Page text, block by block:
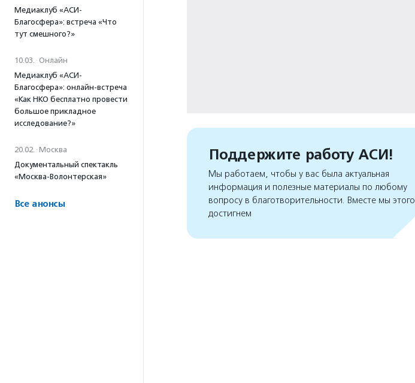
Медиаклуб «АСИ-
Благосфера»: встреча «Что
тут смешного?»
10.03. · Онлайн
Медиаклуб «АСИ-
Благосфера»: онлайн-встреча
«Как НКО бесплатно провести
большое прикладное
исследование?»
20.02. · Москва
Документальный спектакль
«Москва-Волонтерская»
Все анонсы
Поддержите работу АСИ!
Мы работаем, чтобы у вас была актуальная
информация и полезные материалы по любому
вопросу в благотворительности. Вместе мы этого
достигнем